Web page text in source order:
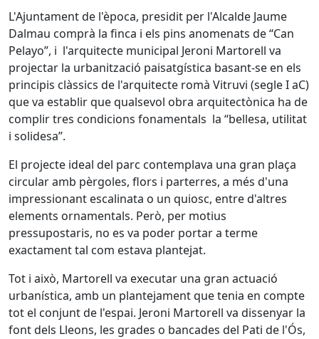
L'Ajuntament de l'època, presidit per l'Alcalde Jaume
Dalmau comprà la finca i els pins anomenats de “Can
Pelayo”, i l'arquitecte municipal Jeroni Martorell va
projectar la urbanització paisatgística basant-se en els
principis clàssics de l'arquitecte romà Vitruvi (segle I aC)
que va establir que qualsevol obra arquitectònica ha de
complir tres condicions fonamentals la “bellesa, utilitat
i solidesa”.
El projecte ideal del parc contemplava una gran plaça
circular amb pèrgoles, flors i parterres, a més d'una
impressionant escalinata o un quiosc, entre d'altres
elements ornamentals. Però, per motius
pressupostaris, no es va poder portar a terme
exactament tal com estava plantejat.
Tot i això, Martorell va executar una gran actuació
urbanística, amb un plantejament que tenia en compte
tot el conjunt de l'espai. Jeroni Martorell va dissenyar la
font dels Lleons, les grades o bancades del Pati de l'Ós,